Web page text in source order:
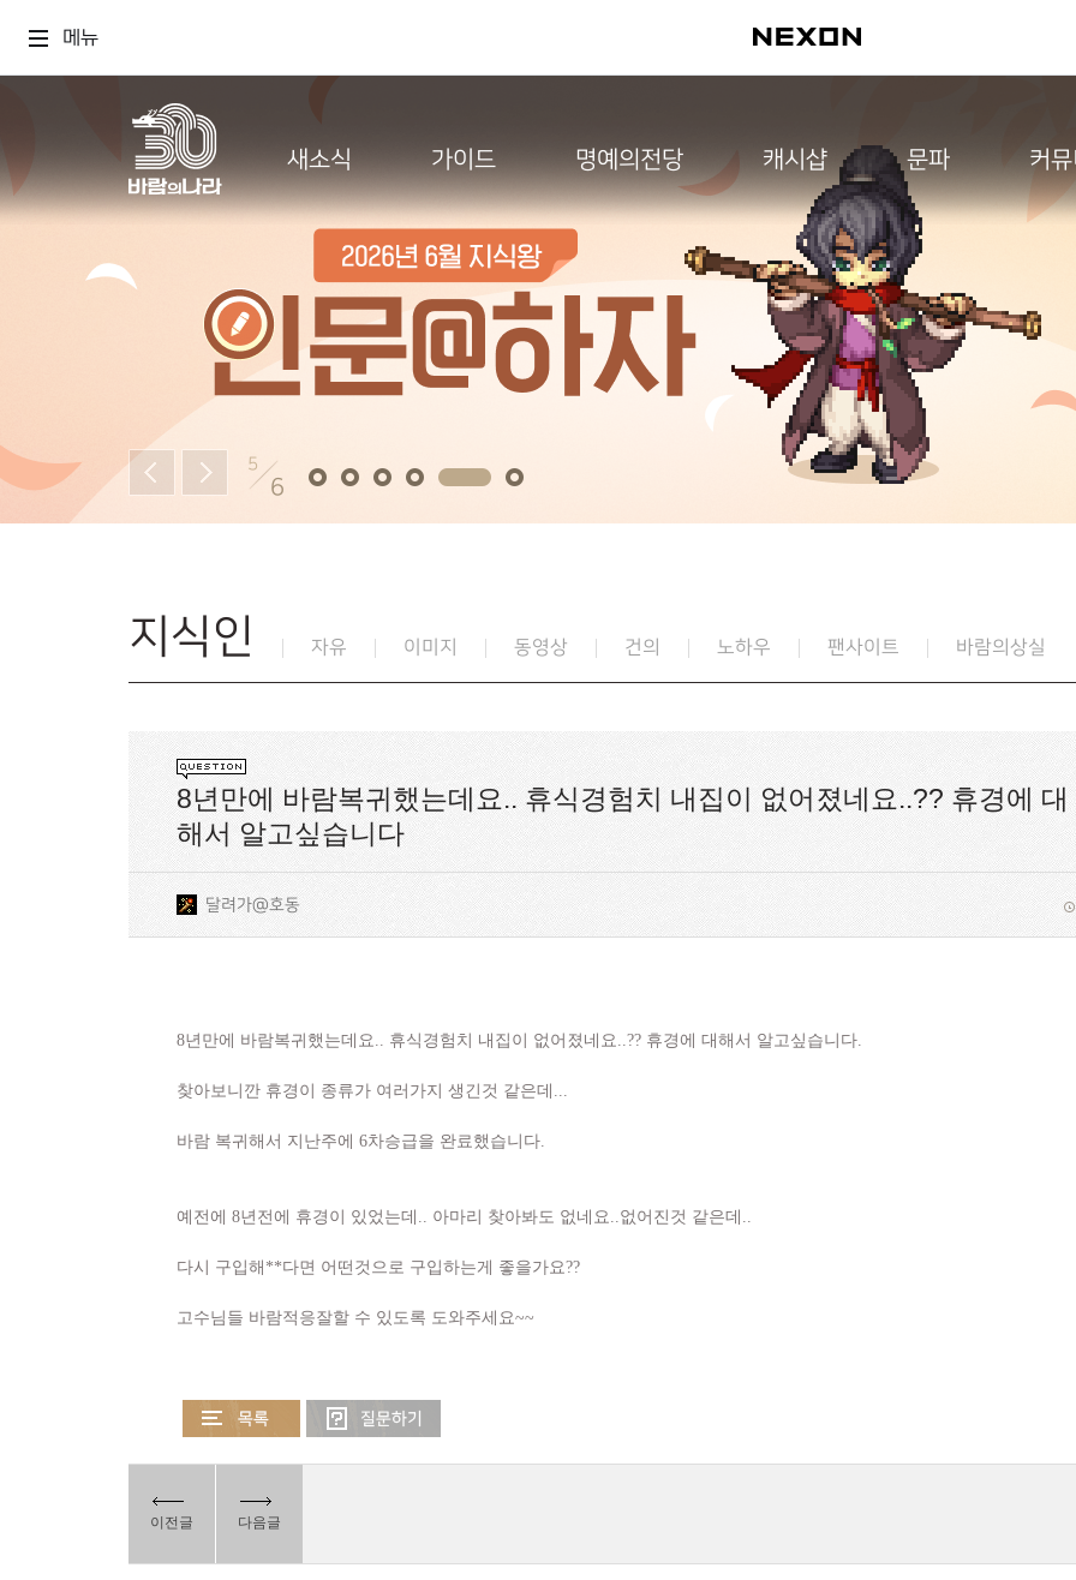
메뉴
새소식 가이드 명예의전당 캐시샵 문파 커
5
6
지식인 자유 이미지 동영상 건의 노하우 팬사이트 바람의상실
8년만에 바람복귀했는데요.. 휴식경험치 내집이 없어졌네요..?? 휴경에 대
해서 알고싶습니다
달려가@호동
8년만에 바람복귀했는데요.. 휴식경험치 내집이 없어졌네요..?? 휴경에 대해서 알고싶습니다.
찾아보니깐 휴경이 종류가 여러가지 생긴것 같은데...
바람 복귀해서 지난주에 6차승급을 완료했습니다.
예전에 8년전에 휴경이 있었는데.. 아마리 찾아봐도 없네요..없어진것 같은데..
다시 구입해**다면 어떤것으로 구입하는게 좋을가요??
고수님들 바람적응잘할 수 있도록 도와주세요~~
이전글 다음글